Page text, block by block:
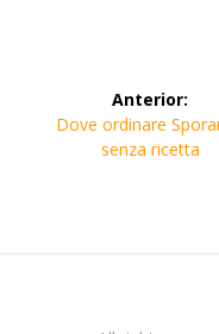
Navegación
de
Anterior:
Entrada
anterior:
Dove ordinare
senza ricetta